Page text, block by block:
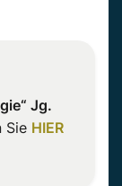
Jg.
Sie HIER